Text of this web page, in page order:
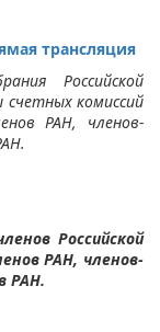
трансляция
Российской
комиссий
РАН, членов-
Российской
РАН, членов-
РАН.